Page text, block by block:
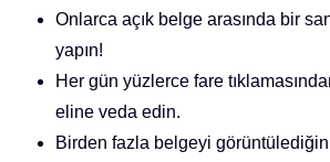
Onlarca açık belge arasında bir
yapın!
Her gün yüzlerce fare
eline veda edin.
Birden fazla belgeyi